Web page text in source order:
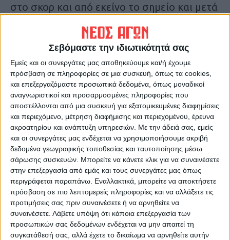
Σεβόμαστε την ιδιωτικότητά σας
Εμείς και οι συνεργάτες μας αποθηκεύουμε και/ή έχουμε
πρόσβαση σε πληροφορίες σε μια συσκευή, όπως τα cookies,
και επεξεργαζόμαστε προσωπικά δεδομένα, όπως μοναδικοί
αναγνωριστικοί και προσαρμοσμένες πληροφορίες που
αποστέλλονται από μια συσκευή για εξατομικευμένες διαφημίσεις
και περιεχόμενο, μέτρηση διαφήμισης και περιεχομένου, έρευνα
ακροατηρίου και ανάπτυξη υπηρεσιών. Με την άδειά σας, εμείς
και οι συνεργάτες μας ενδέχεται να χρησιμοποιήσουμε ακριβή
δεδομένα γεωγραφικής τοποθεσίας και ταυτοποίησης μέσω
σάρωσης συσκευών. Μπορείτε να κάνετε κλικ για να συναινέσετε
στην επεξεργασία από εμάς και τους συνεργάτες μας όπως
περιγράφεται παραπάνω. Εναλλακτικά, μπορείτε να αποκτήσετε
πρόσβαση σε πιο λεπτομερείς πληροφορίες και να αλλάξετε τις
προτιμήσεις σας πριν συναινέσετε ή να αρνηθείτε να
συναινέσετε. Λάβετε υπόψη ότι κάποια επεξεργασία των
προσωπικών σας δεδομένων ενδέχεται να μην απαιτεί τη
συγκατάθεσή σας, αλλά έχετε το δικαίωμα να αρνηθείτε αυτήν
στο σκορ και από εκείνο το σημείο και μετά
τον Λούτζη (έκανε το καλύτερο παιχνίδι του
στη χρονιά) κατάφερε να πάρει διαφορά και
τελικά να φθάσει στη νίκη!
Η ομάδα της Καρδίτσας όμως κρατά την
θαυμάσια εμφάνιση στο πρώτο ημίχρονο
και γενικώς την συμπεριφορά και το
θαυμάσιο πλάνο της στον αγώνα.
Φυσικά το ματς ήταν απ΄αυτά που λέμε
“εκτός προγράμματος” και ο ΑΣΚ στρέφει
πλέον την προσοχή του στον αγώνα της
τελευταίας αγωνιστικής με τον ΠΑΟΚ στο
“Γιάννης Μπουρούσης” που θα αναμένεται
να είναι κατάμεστο.